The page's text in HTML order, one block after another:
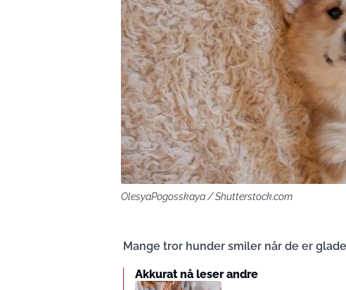
OlesyaPogosskaya / Shutterstock.com
Mange tror hunder smiler når de er
Akkurat nå leser andre